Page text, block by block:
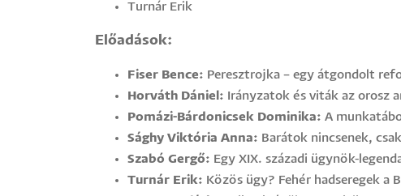
Turnár Erik
Előadások:
Fiser Bence: Peresztrojka – egy átgondolt
Horváth Dániel: Irányzatok és viták az orosz
Pomázi-Bárdonicsek Dominika: A
Sághy Viktória Anna: Barátok nincsenek,
Szabó Gergő: Egy XIX. századi ügynök-
Turnár Erik: Közös ügy? Fehér hadseregek a